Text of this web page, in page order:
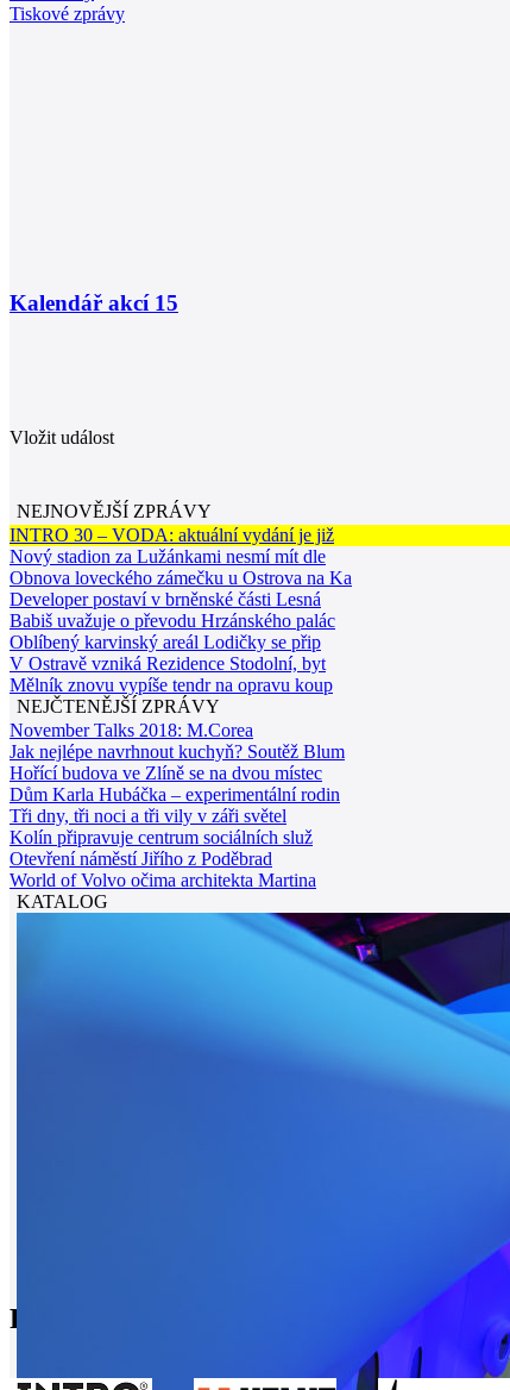
Tiskové zprávy
Kalendář akcí 15
Vložit událost
NEJNOVĚJŠÍ ZPRÁVY
INTRO 30 – VODA: aktuální vydání je již
Nový stadion za Lužánkami nesmí mít dle
Obnova loveckého zámečku u Ostrova na Ka
Developer postaví v brněnské části Lesná
Babiš uvažuje o převodu Hrzánského palác
Oblíbený karvinský areál Lodičky se přip
V Ostravě vzniká Rezidence Stodolní, byt
Mělník znovu vypíše tendr na opravu koup
NEJČTENĚJŠÍ ZPRÁVY
November Talks 2018: M.Corea
Jak nejlépe navrhnout kuchyň? Soutěž Blum
Hořící budova ve Zlíně se na dvou místec
Dům Karla Hubáčka – experimentální rodin
Tři dny, tři noci a tři vily v záři světel
Kolín připravuje centrum sociálních služ
Otevření náměstí Jiřího z Poděbrad
World of Volvo očima architekta Martina
KATALOG
Partneři